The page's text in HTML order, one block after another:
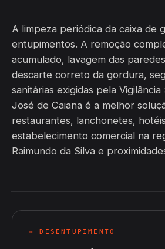
A limpeza periódica da caixa de
entupimentos. A remoção
acumulado, lavagem das
descarte correto da gordura,
sanitárias exigidas pela Vigilância
José de Caiana é a melhor
restaurantes, lanchonetes,
estabelecimento comercial na
Raimundo da Silva e
→ DESENTUPIMENTO